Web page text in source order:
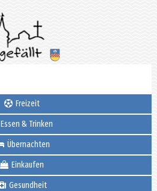
Freizeit
Essen & Trinken
Übernachten
Einkaufen
Gesundheit